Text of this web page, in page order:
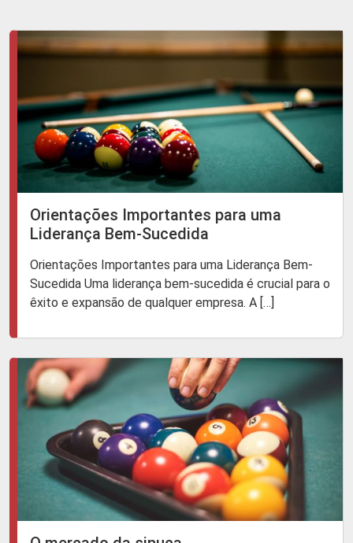
Orientações Importantes para uma
Liderança Bem-Sucedida
Orientações Importantes para uma Liderança Bem-
Sucedida Uma liderança bem-sucedida é crucial para o
êxito e expansão de qualquer empresa. A […]